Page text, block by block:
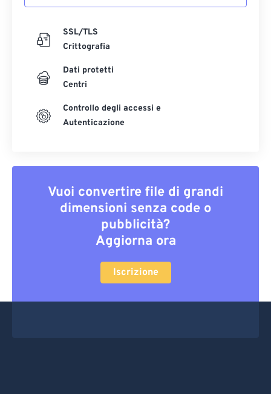
SSL/TLS
Crittografia
Dati protetti
Centri
Controllo degli accessi e
Autenticazione
Vuoi convertire file di grandi
dimensioni senza code o
pubblicità?
Aggiorna ora
Iscrizione